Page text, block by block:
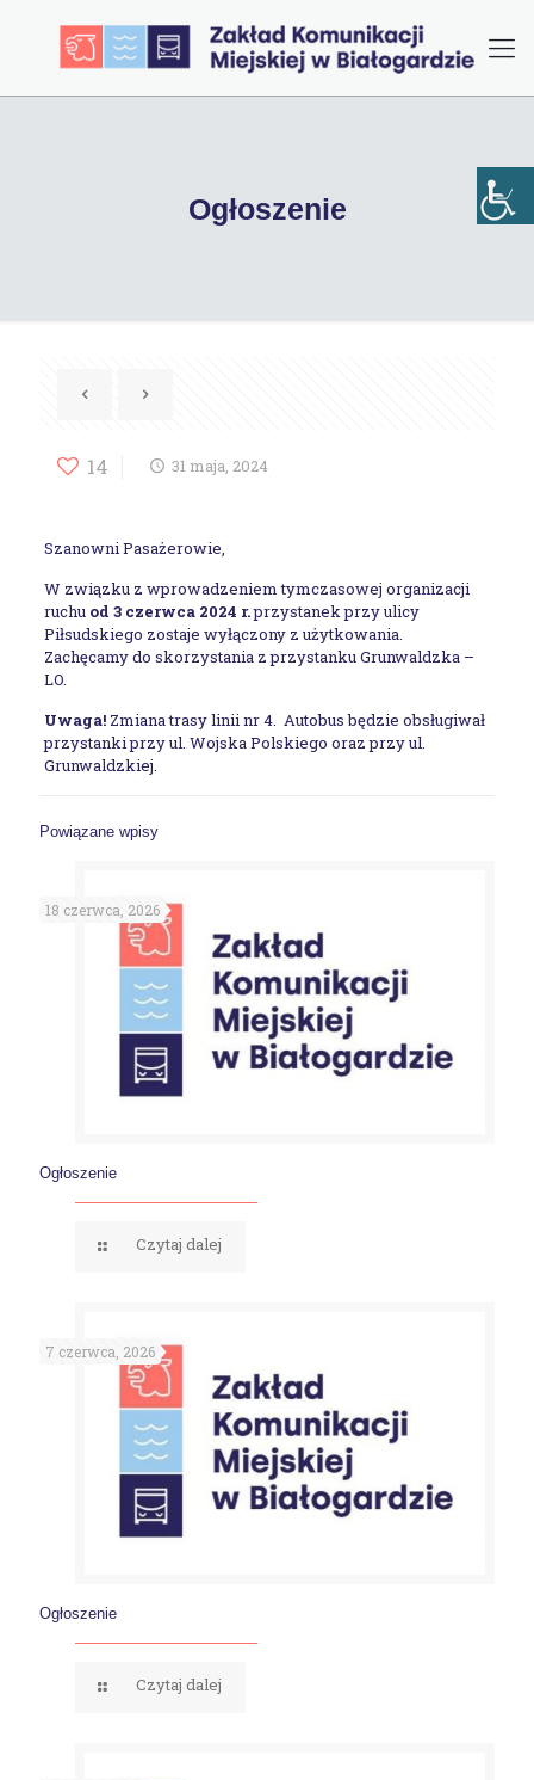
Ogłoszenie
14 31 maja, 2024
Szanowni Pasażerowie,
W związku z wprowadzeniem tymczasowej organizacji
ruchu od 3 czerwca 2024 r.przystanek przy ulicy
Piłsudskiego zostaje wyłączony z użytkowania.
Zachęcamy do skorzystania z przystanku Grunwaldzka –
LO.
Uwaga!Zmiana trasy linii nr 4. Autobus będzie obsługiwał
przystanki przy ul. Wojska Polskiego oraz przy ul.
Grunwaldzkiej.
Powiązane wpisy
18 czerwca, 2026
Ogłoszenie
Czytaj dalej
7 czerwca, 2026
Ogłoszenie
Czytaj dalej